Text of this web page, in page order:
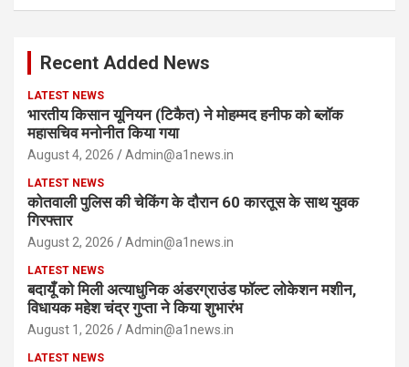
Recent Added News
LATEST NEWS
भारतीय किसान यूनियन (टिकैत) ने मोहम्मद हनीफ को ब्लॉक
महासचिव मनोनीत किया गया
August 4, 2026 Admin@a1news.in
LATEST NEWS
कोतवाली पुलिस की चेकिंग के दौरान 60 कारतूस के साथ युवक
गिरफ्तार
August 2, 2026 Admin@a1news.in
LATEST NEWS
बदायूँ को मिली अत्याधुनिक अंडरग्राउंड फॉल्ट लोकेशन मशीन,
विधायक महेश चंद्र गुप्ता ने किया शुभारंभ
August 1, 2026 Admin@a1news.in
LATEST NEWS